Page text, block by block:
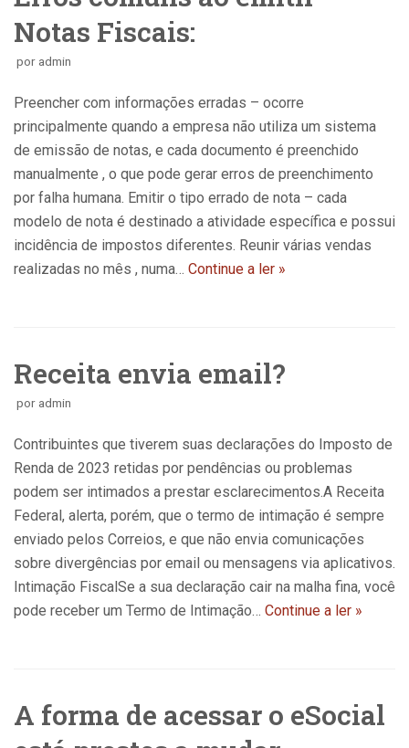
Notas Fiscais:
por admin
Preencher com informações erradas – ocorre
principalmente quando a empresa não utiliza um sistema
de emissão de notas, e cada documento é preenchido
manualmente , o que pode gerar erros de preenchimento
por falha humana. Emitir o tipo errado de nota – cada
modelo de nota é destinado a atividade específica e possui
incidência de impostos diferentes. Reunir várias vendas
realizadas no mês , numa… Continue a ler »
Receita envia email?
por admin
Contribuintes que tiverem suas declarações do Imposto de
Renda de 2023 retidas por pendências ou problemas
podem ser intimados a prestar esclarecimentos.A Receita
Federal, alerta, porém, que o termo de intimação é sempre
enviado pelos Correios, e que não envia comunicações
sobre divergências por email ou mensagens via aplicativos.
Intimação FiscalSe a sua declaração cair na malha fina, você
pode receber um Termo de Intimação… Continue a ler »
A forma de acessar o eSocial